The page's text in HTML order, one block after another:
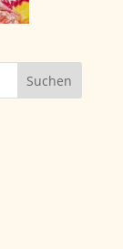
Suchen